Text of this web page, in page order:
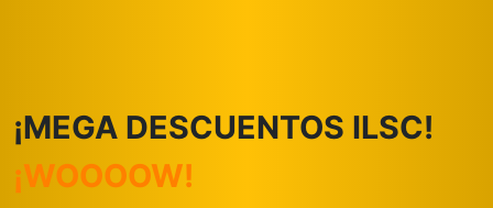
¡MEGA DESCUENTOS ILSC!
¡WOOOOW!